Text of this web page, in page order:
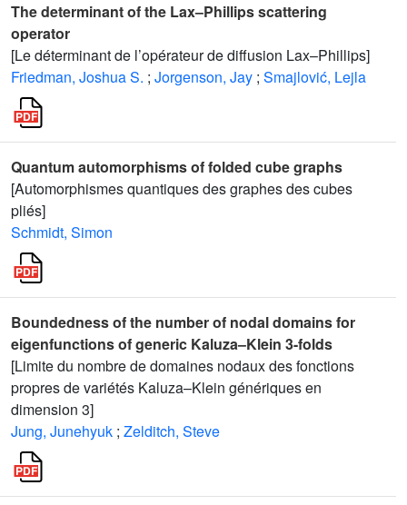
The determinant of the Lax–Phillips scattering
operator
[Le déterminant de l’opérateur de diffusion Lax–Phillips]
Friedman, Joshua S. ; Jorgenson, Jay ; Smajlović, Lejla
Quantum automorphisms of folded cube graphs
[Automorphismes quantiques des graphes des cubes
pliés]
Schmidt, Simon
Boundedness of the number of nodal domains for
eigenfunctions of generic Kaluza–Klein 3-folds
[Limite du nombre de domaines nodaux des fonctions
propres de variétés Kaluza–Klein génériques en
dimension 3]
Jung, Junehyuk ; Zelditch, Steve